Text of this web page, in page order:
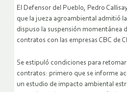
El Defensor del Pueblo, Pedro
que la jueza agroambiental admitió
dispuso la suspensión momentánea
contratos con las empresas CBC de
Se estipuló condiciones para
contratos: primero que se informe
un estudio de impacto ambiental